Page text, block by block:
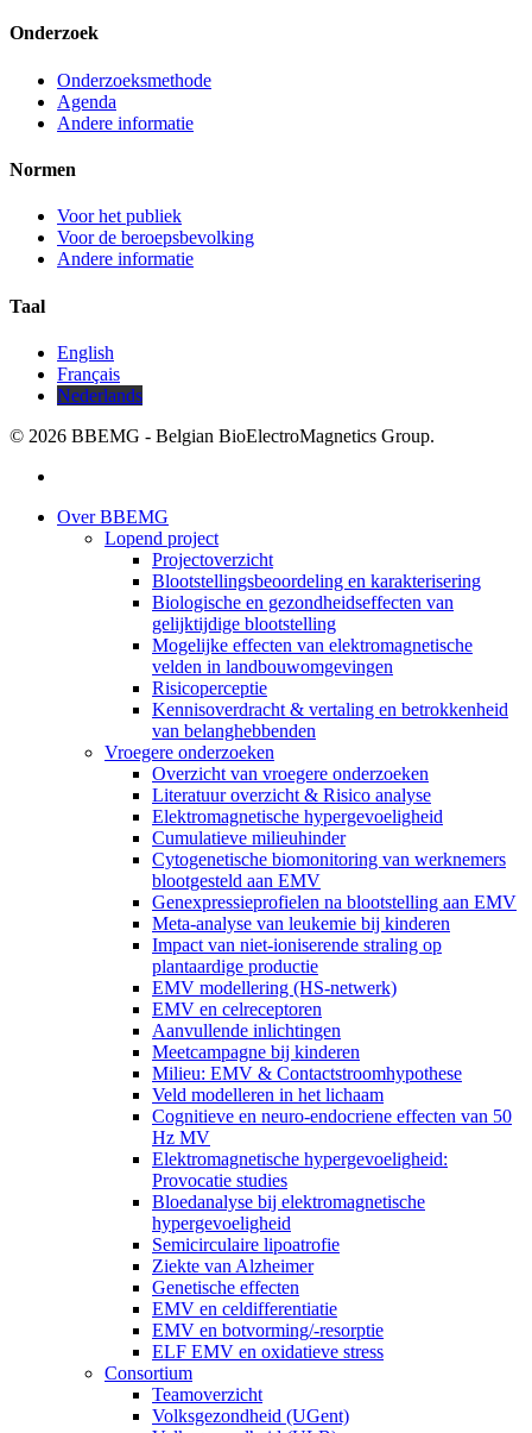
Onderzoek
Onderzoeksmethode
Agenda
Andere informatie
Normen
Voor het publiek
Voor de beroepsbevolking
Andere informatie
Taal
English
Français
Nederlands
© 2026 BBEMG - Belgian BioElectroMagnetics Group.
Close
Over BBEMG
Lopend project
Projectoverzicht
Blootstellingsbeoordeling en karakterisering
Biologische en gezondheidseffecten van
gelijktijdige blootstelling
Mogelijke effecten van elektromagnetische
velden in landbouwomgevingen
Risicoperceptie
Kennisoverdracht & vertaling en betrokkenheid
van belanghebbenden
Vroegere onderzoeken
Overzicht van vroegere onderzoeken
Literatuur overzicht & Risico analyse
Elektromagnetische hypergevoeligheid
Cumulatieve milieuhinder
Cytogenetische biomonitoring van werknemers
blootgesteld aan EMV
Genexpressieprofielen na blootstelling aan EMV
Meta-analyse van leukemie bij kinderen
Impact van niet-ioniserende straling op
plantaardige productie
EMV modellering (HS-netwerk)
EMV en celreceptoren
Aanvullende inlichtingen
Meetcampagne bij kinderen
Milieu: EMV & Contactstroomhypothese
Veld modelleren in het lichaam
Cognitieve en neuro-endocriene effecten van 50
Hz MV
Elektromagnetische hypergevoeligheid:
Provocatie studies
Bloedanalyse bij elektromagnetische
hypergevoeligheid
Semicirculaire lipoatrofie
Ziekte van Alzheimer
Genetische effecten
EMV en celdifferentiatie
EMV en botvorming/-resorptie
ELF EMV en oxidatieve stress
Consortium
Teamoverzicht
Volksgezondheid (UGent)